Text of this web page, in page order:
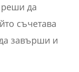
да
съчетава
да завърши и